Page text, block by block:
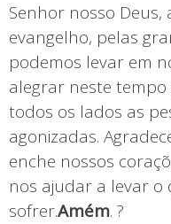
Senhor nosso
evangelho, pelas
podemos levar em
alegrar neste
todos os lados as
agonizadas.
enche nossos
nos ajudar a levar o
sofrer.Amém. ?